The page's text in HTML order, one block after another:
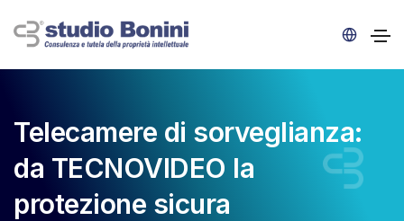
Telecamere di sorveglianza:
da TECNOVIDEO la
protezione sicura